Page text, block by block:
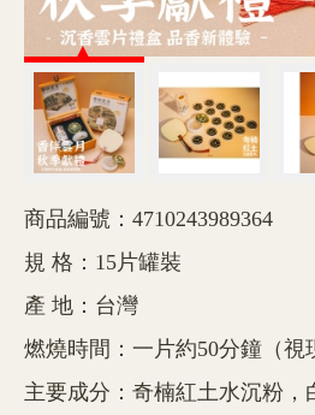
商品編號：4710243989364
規 格：15片罐裝
產 地：台灣
燃燒時間：一片約50分鐘（視
主要成分：奇楠紅土水沉粉，